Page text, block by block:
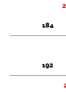
184
192